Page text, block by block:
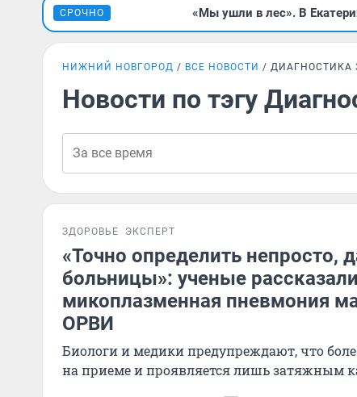
СРОЧНО «Мы ушли в лес». В
НИЖНИЙ НОВГОРОД ВСЕ НОВОСТИ ДИАГНОСТИКА
Новости по тэгу
ЗДОРОВЬЕ ЭКСПЕРТ
«Точно определить непросто,
больницы»: ученые
микоплазменная пневмония
ОРВИ
Биологи и медики предупреждают, что
на приеме и проявляется лишь затяжным